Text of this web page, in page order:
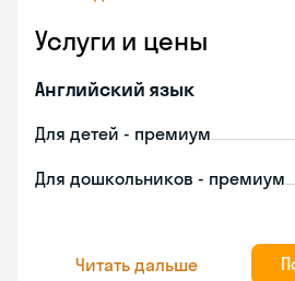
Услуги и цены
Английский язык
Для детей - премиум
Для дошкольников - премиум
Читать дальше